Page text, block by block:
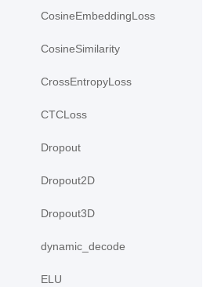
CosineEmbeddingLoss
CosineSimilarity
CrossEntropyLoss
CTCLoss
Dropout
Dropout2D
Dropout3D
dynamic_decode
ELU